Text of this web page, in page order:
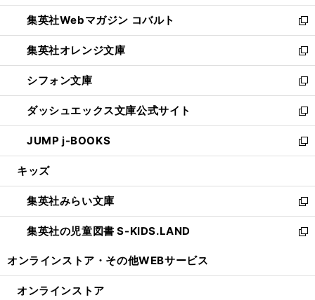
開
く
ウ
で
開
く
ン
ド
ウ
で
開
く
ウ
ィ
ン
ド
ウ
で
開
く
集英社Webマガジン コバルト
新
し
い
ウ
ィ
ン
ド
ウ
で
開
集英社オレンジ文庫
新
し
い
ウ
ィ
ン
ド
ウ
開
く
シフォン文庫
新
し
い
ウ
ィ
ン
ウ
で
開
く
ダッシュエックス文庫公式サイト
新
し
い
ウ
ン
ド
ウ
で
JUMP j-BOOKS
新
し
ウ
ィ
ン
ド
開
キッズ
集英社みらい文庫
新
し
い
ン
集英社の児童図書 S-KIDS.LAND
新
ウ
オンラインストア・ その他WEBサービス
オンラインストア